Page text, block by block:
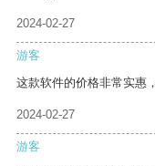
2024-02-27
游客
这款软件的价格非常实惠
2024-02-27
游客